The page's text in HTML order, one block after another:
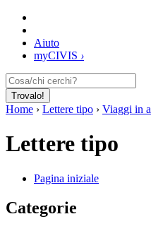
Aiuto
myCIVIS ›
Trovalo!
Home › Lettere tipo › Viaggi in
Lettere tipo
Pagina iniziale
Categorie